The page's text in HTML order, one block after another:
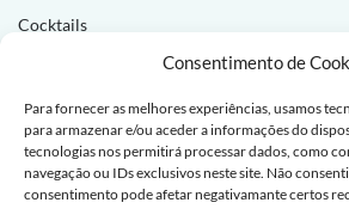
Consentimento de
Para fornecer as melhores experiências, usamos
para armazenar e/ou aceder a informações do
tecnologias nos permitirá processar dados, como
navegação ou IDs exclusivos neste site. Não
consentimento pode afetar negativamante certos
Cocktails
Subscreva e receba novas receitas